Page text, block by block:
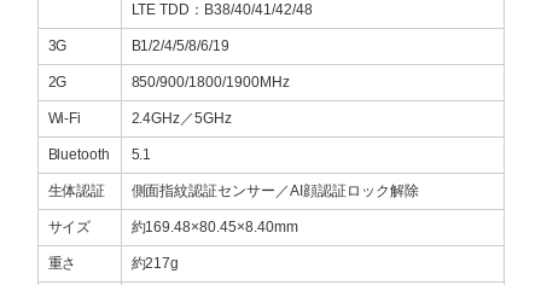
LTE TDD：B38/40/41/42/48
3G B1/2/4/5/8/6/19
2G 850/900/1800/1900MHz
Wi-Fi 2.4GHz／5GHz
Bluetooth 5.1
生体認証 側面指紋認証センサー／AI顔認証ロック解除
サイズ 約169.48×80.45×8.40mm
重さ 約217g